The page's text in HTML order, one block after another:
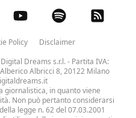
Policy
Disclaimer
Digital Dreams s.r.l.- Partita IVA:
Albricci 8, 20122 Milano
giornalistica, in quanto viene
Non può pertanto considerarsi
legge n. 62 del 07.03.2001